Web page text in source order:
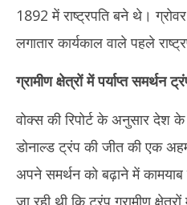
1892 में राष्ट्रपति बने थे।
लगातार कार्यकाल वाले पहले
ग्रामीण क्षेत्रों में पर्याप्त
वोक्स की रिपोर्ट के अनुसार देश
डोनाल्ड ट्रंप की जीत की एक
अपने समर्थन को बढ़ाने में
जा रही थी कि ट्रंप ग्रामीण